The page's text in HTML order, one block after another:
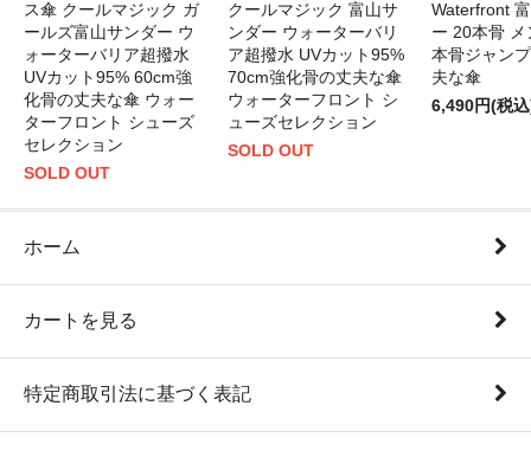
ス傘 クールマジック ガ
ールズ富山サンダー ウ
ォーターバリア超撥水
UVカット95% 60cm強
化骨の丈夫な傘 ウォー
ターフロント シューズ
セレクション
SOLD OUT
クールマジック 富山サ
ンダー ウォーターバリ
ア超撥水 UVカット95%
70cm強化骨の丈夫な傘
ウォーターフロント シ
ューズセレクション
SOLD OUT
Waterfront
ー 20本骨 メ
本骨ジャン
夫な傘
6,490円(税
ホーム
カートを見る
特定商取引法に基づく表記